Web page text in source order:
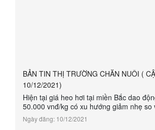
BẢN TIN THỊ TRƯỜNG CHĂN NUÔI (
10/12/2021)
Hiện tại giá heo hơi tại miền Bắc dao
50.000 vnđ/kg có xu hướng giảm nhẹ so
- Giá heo con vẫn đang có chiều hướng
vùng. Giá heo con tại các hộ chăn nuôi
Ngày đăng: 10/12/2021